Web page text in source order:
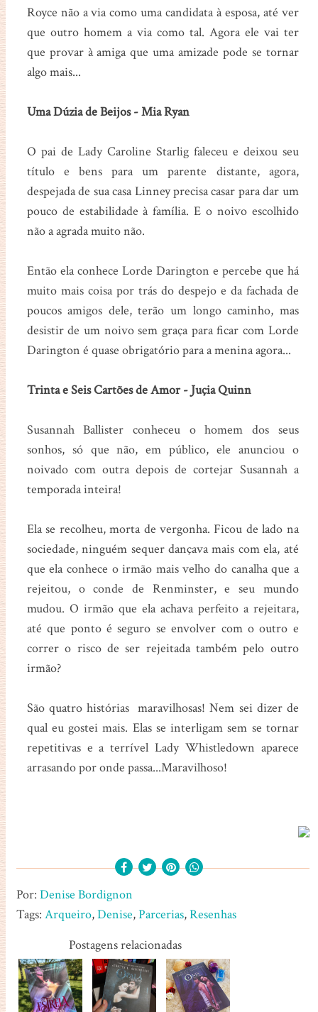
Royce não a via como uma candidata à esposa, até ver
que outro homem a via como tal. Agora ele vai ter
que provar à amiga que uma amizade pode se tornar
algo mais...
Uma Dúzia de Beijos - Mia Ryan
O pai de Lady Caroline Starlig faleceu e deixou seu
título e bens para um parente distante, agora,
despejada de sua casa Linney precisa casar para dar um
pouco de estabilidade à família. E o noivo escolhido
não a agrada muito não.
Então ela conhece Lorde Darington e percebe que há
muito mais coisa por trás do despejo e da fachada de
poucos amigos dele, terão um longo caminho, mas
desistir de um noivo sem graça para ficar com Lorde
Darington é quase obrigatório para a menina agora...
Trinta e Seis Cartões de Amor - Juçia Quinn
Susannah Ballister conheceu o homem dos seus
sonhos, só que não, em público, ele anunciou o
noivado com outra depois de cortejar Susannah a
temporada inteira!
Ela se recolheu, morta de vergonha. Ficou de lado na
sociedade, ninguém sequer dançava mais com ela, até
que ela conhece o irmão mais velho do canalha que a
rejeitou, o conde de Renminster, e seu mundo
mudou. O irmão que ela achava perfeito a rejeitara,
até que ponto é seguro se envolver com o outro e
correr o risco de ser rejeitada também pelo outro
irmão?
São quatro histórias maravilhosas! Nem sei dizer de
qual eu gostei mais. Elas se interligam sem se tornar
repetitivas e a terrível Lady Whistledown aparece
arrasando por onde passa...Maravilhoso!
Por: Denise Bordignon
Tags: Arqueiro,Denise,Parcerias,Resenhas
Postagens relacionadas